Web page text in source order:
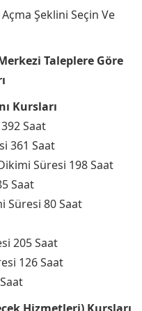
Şeklini Seçin Ve
Taleplere Göre
Kursları
Saat
361 Saat
Süresi 198 Saat
Saat
Süresi 80 Saat
205 Saat
126 Saat